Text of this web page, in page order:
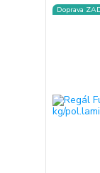
Doprava